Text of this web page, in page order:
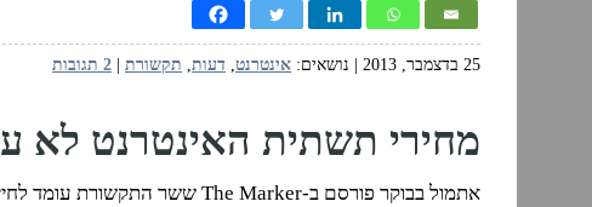
25 בדצמבר, 2013 | נושאים: אינטרנט דעות תקשורת | 2 תגובות
מחירי תשתית האינטרנט לא